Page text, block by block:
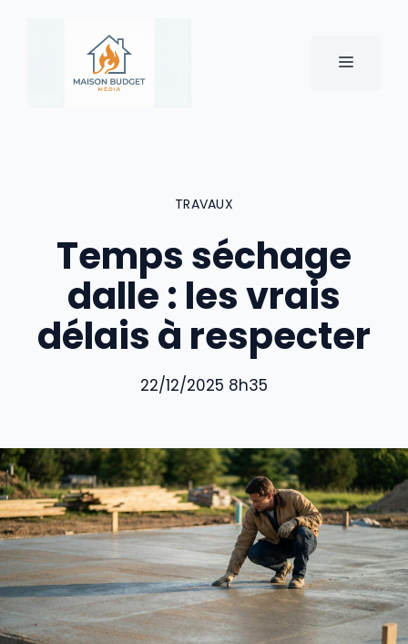
MENU
TRAVAUX
Temps séchage
dalle : les vrais
délais à respecter
22/12/2025 8h35